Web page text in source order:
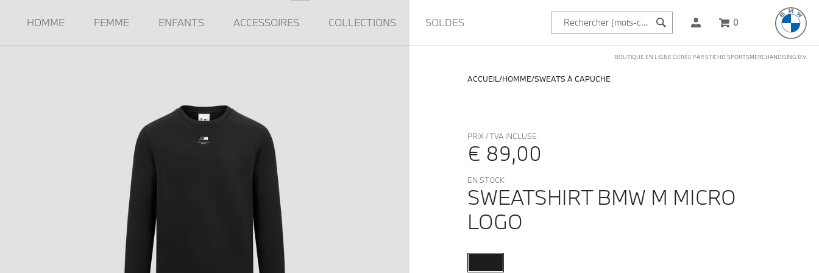
HOMME FEMME ENFANTS ACCESSOIRES COLLECTIONS SOLDES 0
BOUTIQUE EN LIGNE GÉRÉE PAR STICHD SPORTSMERCHANDISING B.V.
ACCUEIL HOMME SWEATS À CAPUCHE
PRIX / TVA INCLUSE
€ 89,00
EN STOCK
SWEATSHIRT BMW M MICRO
LOGO